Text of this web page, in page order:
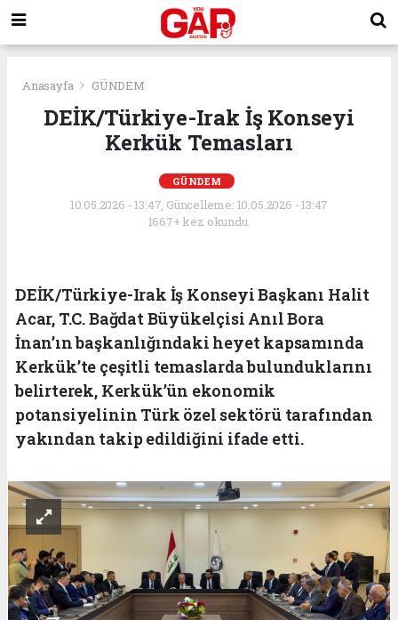
Anasayfa GÜNDEM
DEİK/Türkiye-Irak İş Konseyi
Kerkük Temasları
GÜNDEM
10.05.2026 - 13:47, Güncelleme: 10.05.2026 - 13:47
1667+ kez okundu.
DEİK/Türkiye-Irak İş Konseyi Başkanı Halit
Acar, T.C. Bağdat Büyükelçisi Anıl Bora
İnan’ın başkanlığındaki heyet kapsamında
Kerkük’te çeşitli temaslarda bulunduklarını
belirterek, Kerkük’ün ekonomik
potansiyelinin Türk özel sektörü tarafından
yakından takip edildiğini ifade etti.